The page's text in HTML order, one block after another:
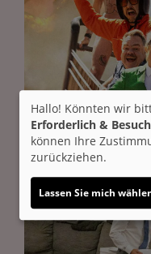
Hallo! Könnten wir
Erforderlich &
können Ihre
zurückziehen.
Lassen Sie mich